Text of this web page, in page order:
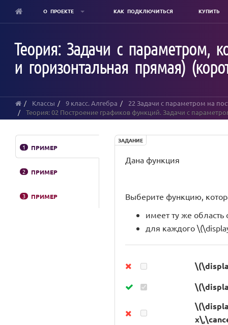
content
О ПРОЕКТЕ КАК ПОДКЛЮЧИТЬСЯ КУПИТЬ
Теория: Задачи с параметром,
и горизонтальная прямая)
Классы 9 класс. Алгебра
22 Задачи с параметром на
Теория: 02 Построение графиков функций. Задачи с
1 ПРИМЕР
2 ПРИМЕР
3 ПРИМЕР
ЗАДАНИЕ
Дана функция
Выберите функцию,
имеет ту же
для каждого